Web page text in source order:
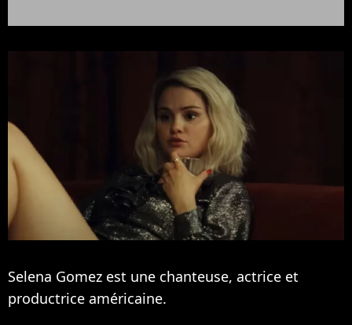
Selena Gomez est une chanteuse, actrice et
productrice américaine.